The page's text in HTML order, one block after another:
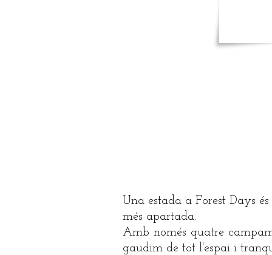
Una estada a Forest Days
més apartada.
Amb només quatre
gaudim de tot l'espai i